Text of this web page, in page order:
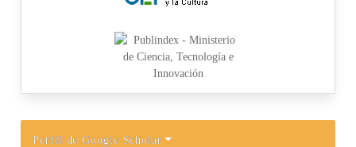
Perfil de Google Scholar